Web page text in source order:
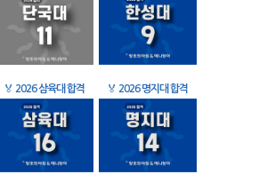
🏅 2026 삼육대 합격 🏅 2026 명지대 합격